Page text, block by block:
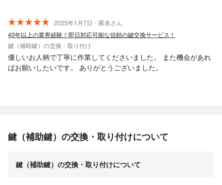
2025年1月7日・匿名さん
40年以上の業界経験！即日対応可能な信頼の鍵交換サービス！
鍵（補助鍵）の交換・取り付け
優しいお人柄で丁寧に作業してくださいました。 また機会があれ
ばお願いしたいです。 ありがとうございました。
鍵（補助鍵）の交換・取り付けについて
鍵（補助鍵）の交換・取り付けについて